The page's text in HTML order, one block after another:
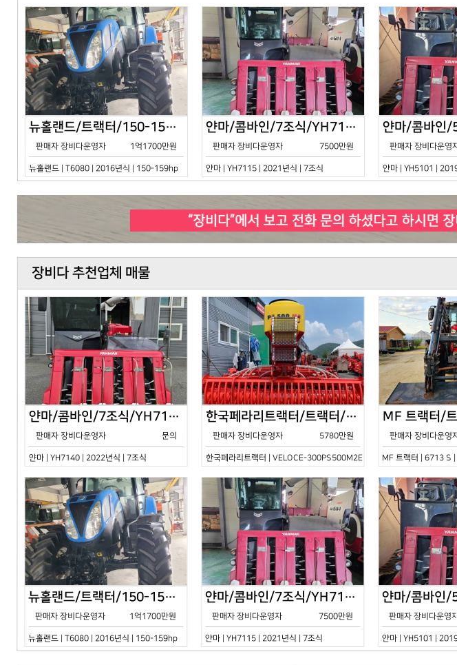
뉴홀랜드/트랙터/150-159hp/T6080/2016년식
판매자 장비다운영자 1억1700만원
뉴홀랜드 | T6080 | 2016년식 | 150-159hp
얀마/콤바인/7조식/YH7115/2021년식
판매자 장비다운영자 7500만원
얀마 | YH7115 | 2021년식 | 7조식
판매자 장비다운영
얀마 | YH5101 |
장비다 추천업체 매물
얀마/콤바인/7조식/YH7140/2024년식
판매자 장비다운영자 문의
얀마 | YH7140 | 2022년식 | 7조식
한국페라리트랙터/트랙터/기타/VELOCE-300PS500M2E/2022년식
판매자 장비다운영자 5780만원
한국페라리트랙터 | VELOCE-300PS500M2E | 2022년식 | 기타
판매자 장비다운영
MF 트랙터 | 6713 S
뉴홀랜드/트랙터/150-159hp/T6080/2016년식
판매자 장비다운영자 1억1700만원
뉴홀랜드 | T6080 | 2016년식 | 150-159hp
얀마/콤바인/7조식/YH7115/2021년식
판매자 장비다운영자 7500만원
얀마 | YH7115 | 2021년식 | 7조식
판매자 장비다운영
얀마 | YH5101 |